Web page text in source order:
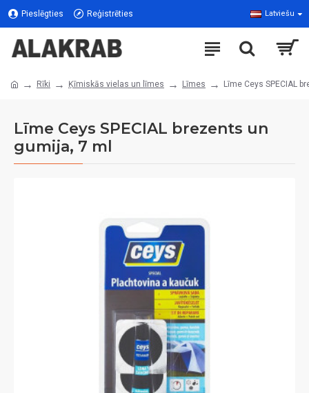
Pieslēgties Reģistrēties Latviešu
Rīki Ķīmiskās vielas un līmes Līmes Līme Ceys SPECIAL
Līme Ceys SPECIAL brezents un
gumija, 7 ml